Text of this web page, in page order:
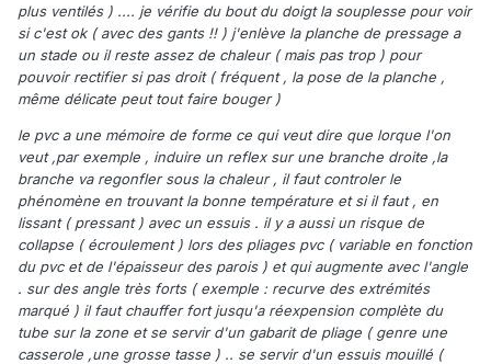
plus ventilés ) .... je vérifie du bout du doigt la souplesse pour voir
si c'est ok ( avec des gants !! ) j'enlève la planche de pressage a
un stade ou il reste assez de chaleur ( mais pas trop ) pour
pouvoir rectifier si pas droit ( fréquent , la pose de la planche ,
même délicate peut tout faire bouger )
le pvc a une mémoire de forme ce qui veut dire que lorque l'on
veut ,par exemple , induire un reflex sur une branche droite ,la
branche va regonfler sous la chaleur , il faut controler le
phénomène en trouvant la bonne température et si il faut , en
lissant ( pressant ) avec un essuis . il y a aussi un risque de
collapse ( écroulement ) lors des pliages pvc ( variable en fonction
du pvc et de l'épaisseur des parois ) et qui augmente avec l'angle
. sur des angle très forts ( exemple : recurve des extrémités
marqué ) il faut chauffer fort jusqu'a réexpension complète du
tube sur la zone et se servir d'un gabarit de pliage ( genre une
casserole ,une grosse tasse ) .. se servir d'un essuis mouillé (